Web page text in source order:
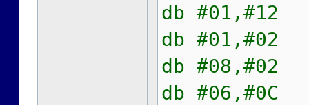
db #01,#12
db #01,#02
db #08,#02
db #06,#0C